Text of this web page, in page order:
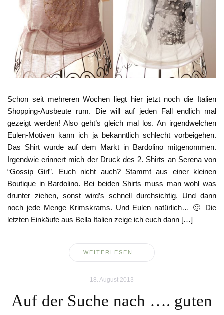
Schon seit mehreren Wochen liegt hier jetzt noch die Italien
Shopping-Ausbeute rum. Die will auf jeden Fall endlich mal
gezeigt werden! Also geht’s gleich mal los. An irgendwelchen
Eulen-Motiven kann ich ja bekanntlich schlecht vorbeigehen.
Das Shirt wurde auf dem Markt in Bardolino mitgenommen.
Irgendwie erinnert mich der Druck des 2. Shirts an Serena von
“Gossip Girl”. Euch nicht auch? Stammt aus einer kleinen
Boutique in Bardolino. Bei beiden Shirts muss man wohl was
drunter ziehen, sonst wird’s schnell durchsichtig. Und dann
noch jede Menge Krimskrams. Und Eulen natürlich… 🙂 Die
letzten Einkäufe aus Bella Italien zeige ich euch dann […]
WEITERLESEN...
18. August 2013
Auf der Suche nach …. guten